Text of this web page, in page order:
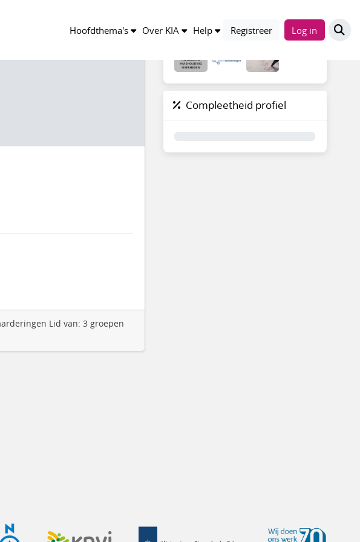
Hoofdthema's Over KIA Help Registreer Log in
Lid van: 3 groepen
Compleetheid profiel